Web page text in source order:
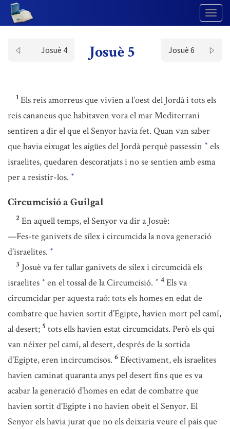
Josuè 4 Josuè 5 Josuè 6
1 Els reis amorreus que vivien a l’oest del Jordà i tots els
reis cananeus que habitaven vora el mar Mediterrani
sentiren a dir el que el Senyor havia fet. Quan van saber
que havia eixugat les aigües del Jordà perquè passessin * els
israelites, quedaren descoratjats i no se sentien amb esma
per a resistir-los. *
Circumcisió a Guilgal
2 En aquell temps, el Senyor va dir a Josuè:
—Fes-te ganivets de sílex i circumcida la nova generació
d’israelites. *
3 Josuè va fer tallar ganivets de sílex i circumcidà els
israelites * en el tossal de la Circumcisió. * 4 Els va
circumcidar per aquesta raó: tots els homes en edat de
combatre que havien sortit d’Egipte, havien mort pel camí,
al desert; 5 tots ells havien estat circumcidats. Però els qui
van néixer pel camí, al desert, després de la sortida
d’Egipte, eren incircumcisos. 6 Efectivament, els israelites
havien caminat quaranta anys pel desert fins que es va
acabar la generació d’homes en edat de combatre que
havien sortit d’Egipte i no havien obeït el Senyor. El
Senyor els havia jurat que no els deixaria veure el país que